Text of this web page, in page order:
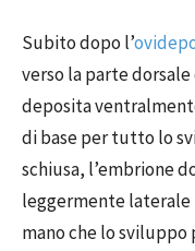
Subito dopo l’
verso la parte
deposita
di base per tutto lo
schiusa, l’embrione
leggermente
mano che lo sviluppo